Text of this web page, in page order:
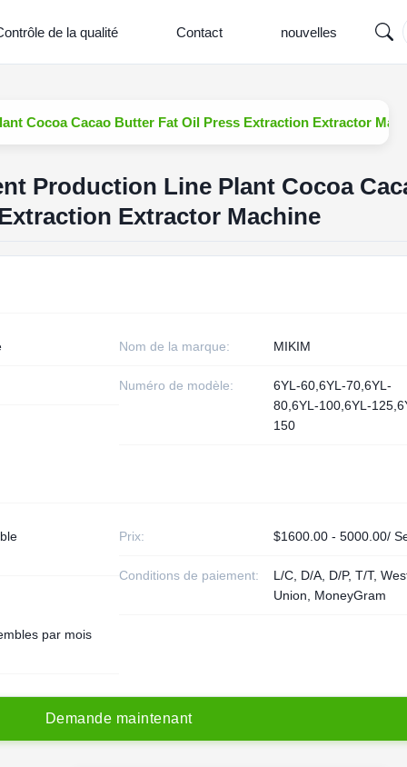
de la qualité Contact nouvelles
Cocoa Cacao Butter Fat Oil Press Extraction Extractor
Production Line Plant Cocoa
Extractor Machine
Nom de la marque: MIKIM
Numéro de modèle:
6YL-60,6YL-70,6YL-
80,6YL-100,6YL-
150
Prix: $1600.00 - 5000.00/
Conditions de paiement:
L/C, D/A, D/P, T/T,
Union, MoneyGram
par mois
Demande maintenant